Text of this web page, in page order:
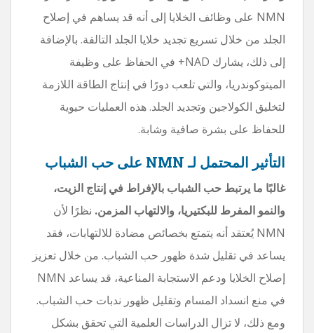
NMN على وظائف الخلايا إلى أنه قد يساهم في إصلاح
الجلد من خلال تسريع تجديد خلايا الجلد التالفة. بالإضافة
إلى ذلك، يشارك NAD+ في الحفاظ على وظيفة
الميتوكوندريا، والتي تلعب دورًا في إنتاج الطاقة اللازمة
لتخليق الكولاجين وتجديد الجلد. هذه العمليات حيوية
للحفاظ على بشرة صافية وشابة.
التأثير المحتمل لـ NMN على حب الشباب
غالبًا ما يرتبط حب الشباب بالإفراط في إنتاج الزيت،
والنمو المفرط للبكتيريا، والالتهاب المزمن. نظرًا لأن
NMN يُعتقد أنه يتمتع بخصائص مضادة للالتهابات، فقد
يساعد في تقليل شدة ظهور حب الشباب. من خلال تعزيز
إصلاح الخلايا ودعم الاستجابة المناعية، قد يساعد NMN
في منع انسداد المسام وتقليل ظهور ندبات حب الشباب.
ومع ذلك، لا تزال الدراسات العلمية التي تحقق بشكل